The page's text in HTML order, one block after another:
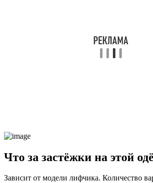
Что за застёжки на этой
Зависит от модели лифчика. Количество